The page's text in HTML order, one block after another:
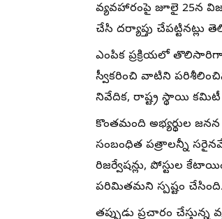
వ్యవహారంపై జూలై 25న
చేసి దర్యాప్తు చేపట్టినట్లు
ఎంపిక ప్రక్రియలో
స్వీకరించి వాటిని
నివేదిక, రాష్ట్ర స్థాయి
కొంతమంది అభ్యర్థుల
సంబంధిత పత్రాలన్నీ
రిజర్వేషన్లు, పోస్టుల
పరిమితమని స్పష్టం చేసింది.
తప్పుడు ప్రచారం